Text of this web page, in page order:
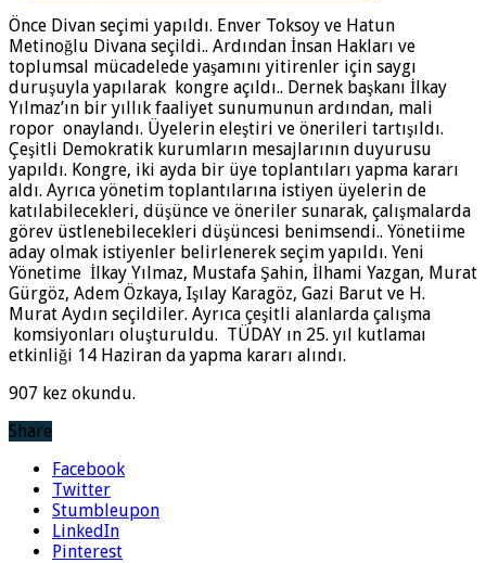
Önce Divan seçimi yapıldı. Enver Toksoy ve Hatun
Metinoğlu Divana seçildi.. Ardından İnsan Hakları ve
toplumsal mücadelede yaşamını yitirenler için saygı
duruşuyla yapılarak kongre açıldı.. Dernek başkanı İlkay
Yılmaz’ın bir yıllık faaliyet sunumunun ardından, mali
ropor onaylandı. Üyelerin eleştiri ve önerileri tartışıldı.
Çeşitli Demokratik kurumların mesajlarının duyurusu
yapıldı. Kongre, iki ayda bir üye toplantıları yapma kararı
aldı. Ayrıca yönetim toplantılarına istiyen üyelerin de
katılabilecekleri, düşünce ve öneriler sunarak, çalışmalarda
görev üstlenebilecekleri düşüncesi benimsendi.. Yönetiime
aday olmak istiyenler belirlenerek seçim yapıldı. Yeni
Yönetime İlkay Yılmaz, Mustafa Şahin, İlhami Yazgan, Murat
Gürgöz, Adem Özkaya, Işılay Karagöz, Gazi Barut ve H.
Murat Aydın seçildiler. Ayrıca çeşitli alanlarda çalışma
komsiyonları oluşturuldu. TÜDAY ın 25. yıl kutlamaı
etkinliği 14 Haziran da yapma kararı alındı.
907 kez okundu.
Share
Facebook
Twitter
Stumbleupon
LinkedIn
Pinterest